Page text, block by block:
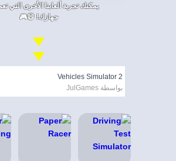
يمكنك تجربة ألعابنا الأخرى التي
جهازك! 😄🎮
Vehicles Simulator 2
بواسطة JulGames